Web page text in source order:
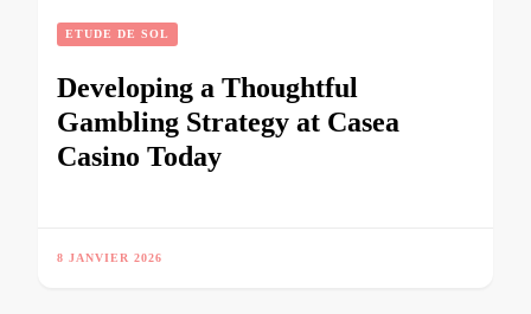
ETUDE DE SOL
Developing a Thoughtful
Gambling Strategy at Casea
Casino Today
8 JANVIER 2026